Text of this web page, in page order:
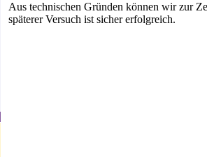
Aus technischen Gründen können wir zur
späterer Versuch ist sicher erfolgreich.